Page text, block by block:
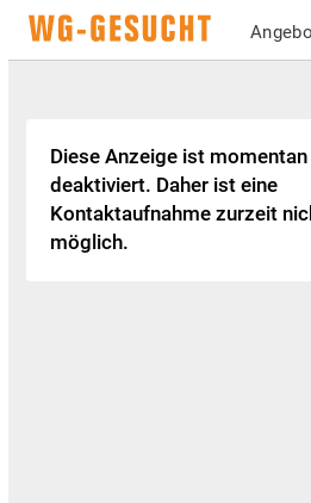
Diese Anzeige ist momentan
deaktiviert. Daher ist eine
Kontaktaufnahme zurzeit
möglich.